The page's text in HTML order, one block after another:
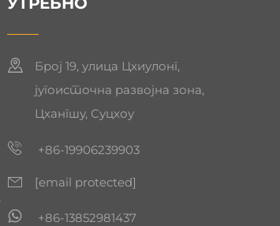
Број 19, улица Цхиулонг,
југоисточна развојна зона,
Цхангшу, Суцхоу
+86-19906239903
[email protected]
+86-13852981437